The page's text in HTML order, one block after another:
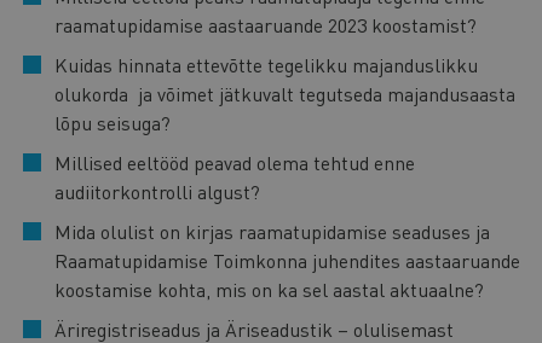
raamatupidamise aastaaruande 2023 koostamist?
Kuidas hinnata ettevõtte tegelikku majanduslikku
olukorda ja võimet jätkuvalt tegutseda majandusaasta
lõpu seisuga?
Millised eeltööd peavad olema tehtud enne
audiitorkontrolli algust?
Mida olulist on kirjas raamatupidamise seaduses ja
Raamatupidamise Toimkonna juhendites aastaaruande
koostamise kohta, mis on ka sel aastal aktuaalne?
Äriregistriseadus ja Äriseadustik – olulisemast